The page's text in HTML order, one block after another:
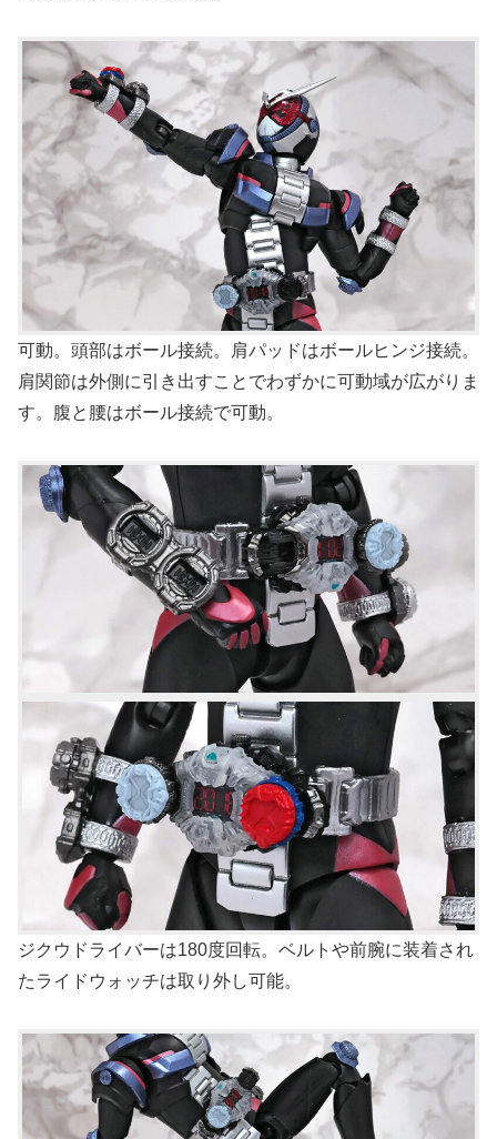
可動。頭部はボール接続。肩パッドはボールヒンジ接続。
肩関節は外側に引き出すことでわずかに可動域が広がりま
す。腹と腰はボール接続で可動。
ジクウドライバーは180度回転。ベルトや前腕に装着され
たライドウォッチは取り外し可能。